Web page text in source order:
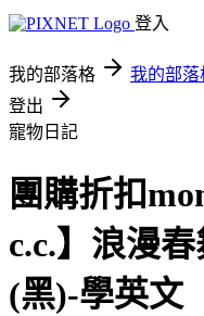
登入
我的部落格 我的部落
登出
寵物日記
團購折扣
c.c.】浪漫
(黑)-學英文